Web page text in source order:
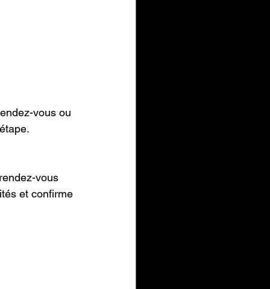
vous ou
vous
et confirme